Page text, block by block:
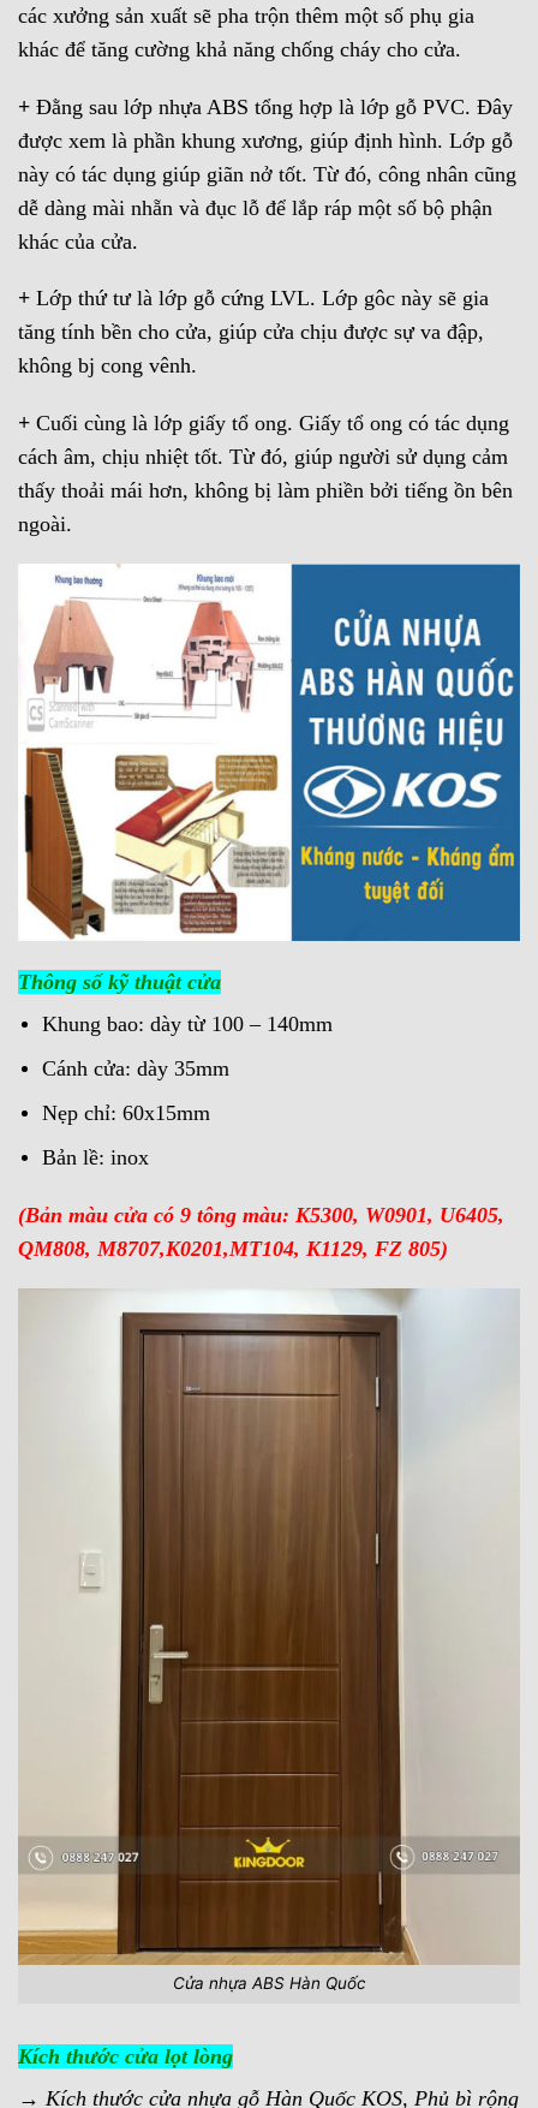
các xưởng sản xuất sẽ pha trộn thêm một số phụ gia
khác để tăng cường khả năng chống cháy cho cửa.
+ Đằng sau lớp nhựa ABS tổng hợp là lớp gỗ PVC. Đây
được xem là phần khung xương, giúp định hình. Lớp gỗ
này có tác dụng giúp giãn nở tốt. Từ đó, công nhân cũng
dễ dàng mài nhẵn và đục lỗ để lắp ráp một số bộ phận
khác của cửa.
+ Lớp thứ tư là lớp gỗ cứng LVL. Lớp gôc này sẽ gia
tăng tính bền cho cửa, giúp cửa chịu được sự va đập,
không bj cong vênh.
+ Cuối cùng là lớp giấy tổ ong. Giấy tổ ong có tác dụng
cách âm, chịu nhiệt tốt. Từ đó, giúp người sử dụng cảm
thấy thoải mái hơn, không bị làm phiền bởi tiếng ồn bên
ngoài.
Thông số kỹ thuật cửa
Khung bao: dày từ 100 – 140mm
Cánh cửa: dày 35mm
Nẹp chỉ: 60x15mm
Bản lề: inox
(Bản màu cửa có 9 tông màu: K5300, W0901, U6405,
QM808, M8707,K0201,MT104, K1129, FZ 805)
Cửa nhựa ABS Hàn Quốc
Kích thước cửa lọt lòng
→ Kích thước cửa nhựa gỗ Hàn Quốc KOS, Phủ bì rộng